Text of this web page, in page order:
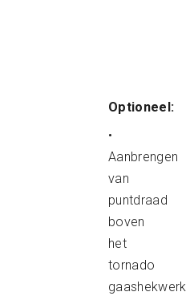
Optioneel:
•
Aanbrengen
van
puntdraad
boven
het
tornado
gaashekwerk